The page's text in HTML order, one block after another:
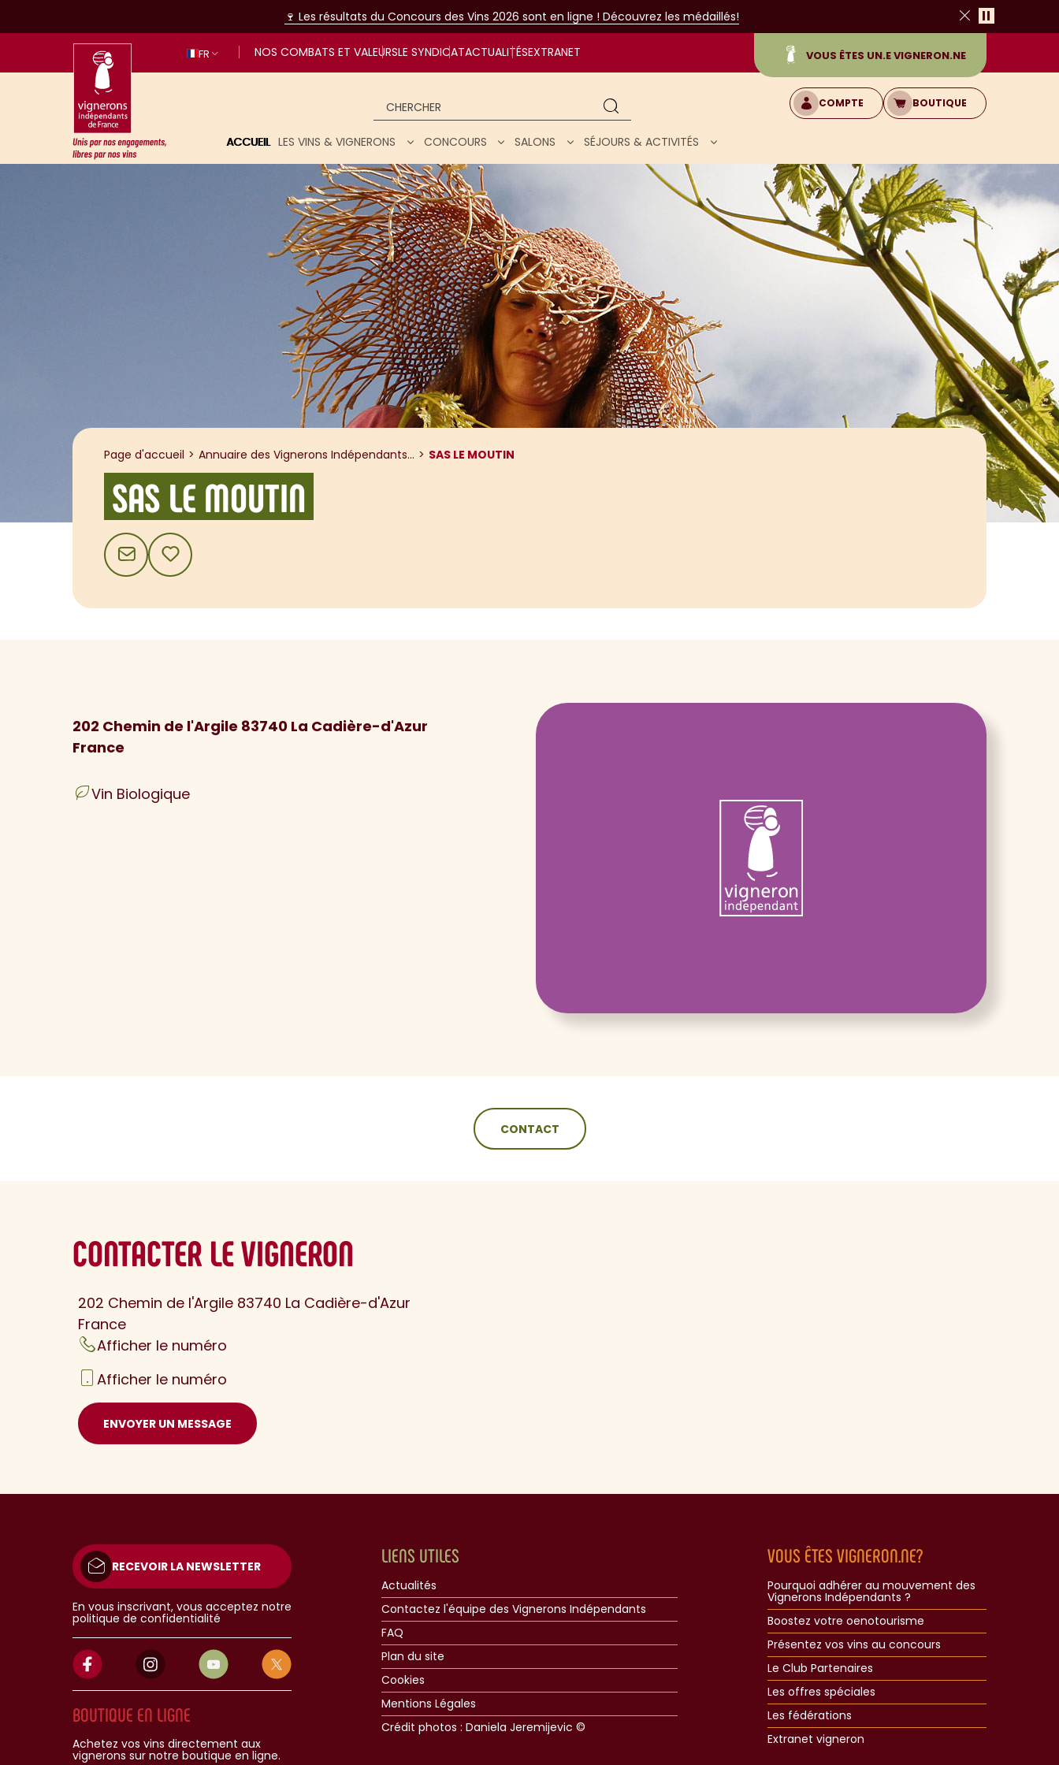
🍷 Les résultats du Concours des Vins 2026 sont en ligne ! Découvrez les médaillés!
Fermer
FR NOS COMBATS ET VALEURSLE SYNDICATACTUALITÉSEXTRANET VOUS ÊTES UN.E VIGNERON.NE
Unis par nos engagements, libres par nos vins
Chercher
COMPTE BOUTIQUE
ACCUEIL LES VINS & VIGNERONS CONCOURS SALONS SÉJOURS & ACTIVITÉS
Page d'accueil Annuaire des Vignerons Indépendants... SAS LE MOUTIN
SAS LE MOUTIN
CONTACTAJOUTER AUX FAVORIS
202 Chemin de l'Argile 83740 La Cadière-d'Azur
France
Vin Biologique
CONTACT
CONTACTER LE VIGNERON
202 Chemin de l'Argile 83740 La Cadière-d'Azur
France
Afficher le numéro
Afficher le numéro
ENVOYER UN MESSAGE
RECEVOIR LA NEWSLETTER
En vous inscrivant, vous acceptez notre
politique de confidentialité
BOUTIQUE EN LIGNE
Achetez vos vins directement aux
vignerons sur notre boutique en ligne.
LIENS UTILES
Actualités
Contactez l'équipe des Vignerons Indépendants
FAQ
Plan du site
Cookies
Mentions Légales
Crédit photos : Daniela Jeremijevic ©​
VOUS ÊTES VIGNERON.NE?
Pourquoi adhérer au mouvement des
Vignerons Indépendants ?
Boostez votre oenotourisme
Présentez vos vins au concours
Le Club Partenaires
Les offres spéciales
Les fédérations
Extranet vigneron​